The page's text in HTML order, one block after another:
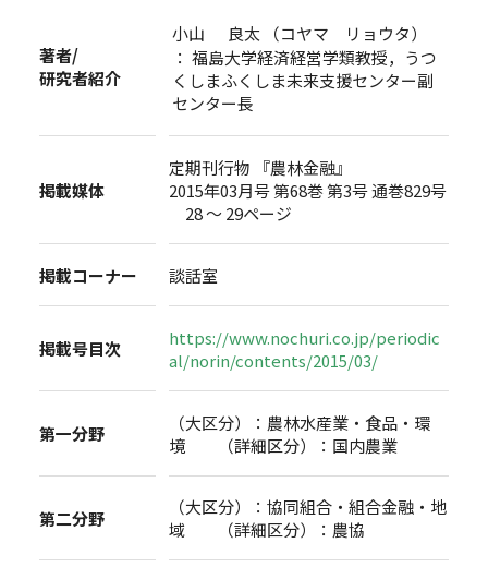
著者/
研究者紹介
小山 良太 （コヤマ リョウタ）
： 福島大学経済経営学類教授，うつ
くしまふくしま未来支援センター副
センター長
掲載媒体
定期刊行物 『農林金融』
2015年03月号 第68巻 第3号 通巻829号
28 ～ 29ページ
掲載コーナー 談話室
掲載号目次
https://www.nochuri.co.jp/periodic
al/norin/contents/2015/03/
第一分野
（大区分）：農林水産業・食品・環
境 （詳細区分）：国内農業
第二分野
（大区分）：協同組合・組合金融・地
域 （詳細区分）：農協